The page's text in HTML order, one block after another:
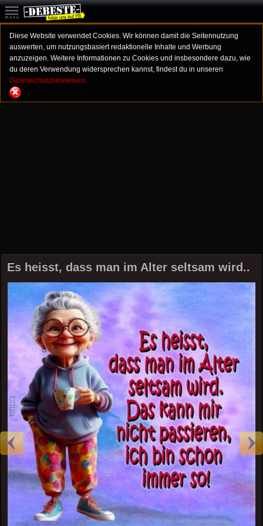
Diese Website verwendet Cookies. Wir können damit die Seitennutzung
auswerten, um nutzungsbasiert redaktionelle Inhalte und Werbung
anzuzeigen. Weitere Informationen zu Cookies und insbesondere dazu, wie
du deren Verwendung widersprechen kannst, findest du in unseren
Datenschutzhinweisen.
Es heisst, dass man im Alter seltsam wird..